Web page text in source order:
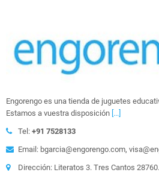
Engorengo es una tienda de juguetes
Estamos a vuestra disposición [...]
Tel: +91 7528133
Email: bgarcia@engorengo.com,
Dirección: Literatos 3. Tres Cantos